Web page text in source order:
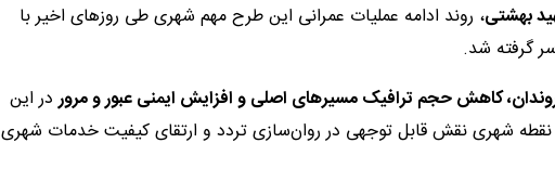
بهشتی، روند ادامه عملیات عمرانی این طرح مهم شهری طی روزهای اخیر با
گرفته شد.
کاهش حجم ترافیک مسیرهای اصلی و افزایش ایمنی عبور و مروردر این
شهری نقش قابل توجهی در روان‌سازی تردد و ارتقای کیفیت خدمات شهری